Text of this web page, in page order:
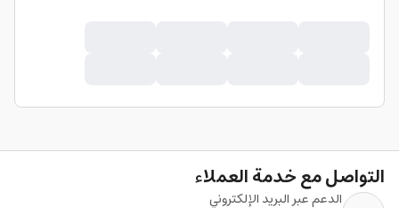
التواصل مع خدمة العملاء
الدعم عبر البريد الإلكتروني